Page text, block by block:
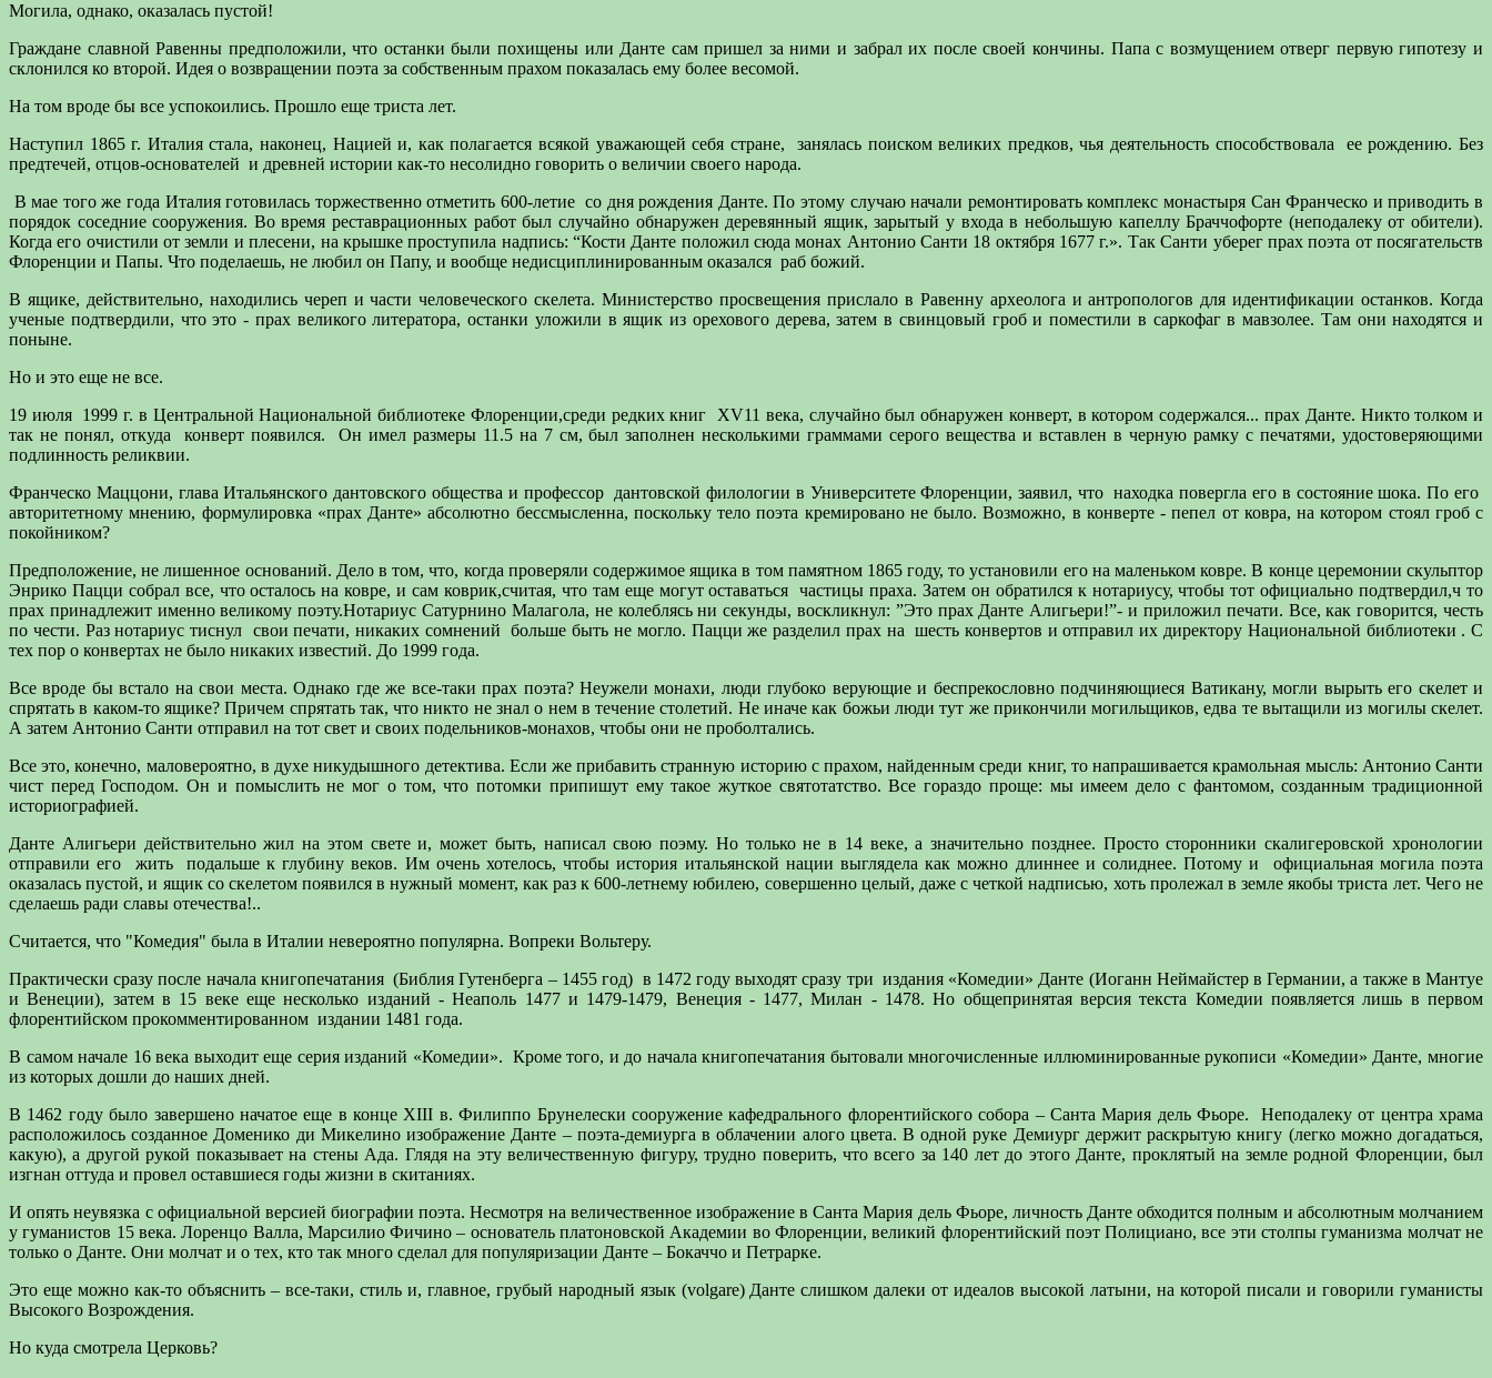
Могила, однако, оказалась пустой!
Граждане славной Равенны предположили, что останки были похищены или Данте сам пришел за ними и забрал их после своей кончины. Папа с возмущением отверг первую гипотезу и
склонился ко второй. Идея о возвращении поэта за собственным прахом показалась ему более весомой.
На том вроде бы все успокоились. Прошло еще триста лет.
Наступил 1865 г. Италия стала, наконец, Нацией и, как полагается всякой уважающей себя стране,
занялась поиском великих предков, чья деятельность способствовала
ее рождению. Без
предтечей, отцов-основателей и древней истории как-то несолидно говорить о величии своего народа.
В мае того же года Италия готовилась торжественно отметить 600-летие со дня рождения Данте. По этому случаю начали ремонтировать комплекс монастыря Сан Франческо и приводить в
порядок соседние сооружения. Во время реставрационных работ был случайно обнаружен деревянный ящик, зарытый у входа в небольшую капеллу Браччофорте (неподалеку от обители).
Когда его очистили от земли и плесени, на крышке проступила надпись: “Кости Данте положил сюда монах Антонио Санти 18 октября 1677 г.». Так Санти уберег прах поэта от посягательств
Флоренции и Папы. Что поделаешь, не любил он Папу, и вообще недисциплинированным оказался раб божий.
В ящике, действительно, находились череп и части человеческого скелета. Министерство просвещения прислало в Равенну археолога и антропологов для идентификации останков. Когда
ученые подтвердили, что это - прах великого литератора, останки уложили в ящик из орехового дерева, затем в свинцовый гроб и поместили в саркофаг в мавзолее. Там они находятся и
поныне.
Но и это еще не все.
19 июля
1999 г. в Центральной Национальной библиотеке Флоренции,среди редких книг
ХV11 века, случайно был обнаружен конверт, в котором содержался... прах Данте. Никто толком и
так не понял, откуда
конверт появился.
Он имел размеры 11.5 на 7 см, был заполнен несколькими граммами серого вещества и вставлен в черную рамку с печатями, удостоверяющими
подлинность реликвии.
Франческо Маццони, глава Итальянского дантовского общества и профессор
дантовской филологии в Университете Флоренции, заявил, что находка повергла его в состояние шока. По его
авторитетному мнению, формулировка «прах Данте» абсолютно бессмысленна, поскольку тело поэта кремировано не было. Возможно, в конверте - пепел от ковра, на котором стоял гроб с
покойником?
Предположение, не лишенное оснований. Дело в том, что, когда проверяли содержимое ящика в том памятном 1865 году, то установили его на маленьком ковре. В конце церемонии скульптор
Энрико Пацци собрал все, что осталось на ковре, и сам коврик,считая, что там еще могут оставаться частицы праха. Затем он обратился к нотариусу, чтобы тот официально подтвердил,ч то
прах принадлежит именно великому поэту.Нотариус Сатурнино Малагола, не колеблясь ни секунды, воскликнул: ”Это прах Данте Алигьери!”- и приложил печати. Все, как говорится, честь
по чести. Раз нотариус тиснул свои печати, никаких сомнений больше быть не могло. Пацци же разделил прах на шесть конвертов и отправил их директору Национальной библиотеки . С
тех пор о конвертах не было никаких известий. До 1999 года.
Все вроде бы встало на свои места. Однако где же все-таки прах поэта? Неужели монахи, люди глубоко верующие и беспрекословно подчиняющиеся Ватикану, могли вырыть его скелет и
спрятать в каком-то ящике? Причем спрятать так, что никто не знал о нем в течение столетий. Не иначе как божьи люди тут же прикончили могильщиков, едва те вытащили из могилы скелет.
А затем Антонио Санти отправил на тот свет и своих подельников-монахов, чтобы они не проболтались.
Все это, конечно, маловероятно, в духе никудышного детектива. Если же прибавить странную историю с прахом, найденным среди книг, то напрашивается крамольная мысль: Антонио Санти
чист перед Господом. Он и помыслить не мог о том, что потомки припишут ему такое жуткое святотатство. Все гораздо проще: мы имеем дело с фантомом, созданным традиционной
историографией.
Данте Алигьери действительно жил на этом свете и, может быть, написал свою поэму. Но только не в 14 веке, а значительно позднее. Просто сторонники скалигеровской хронологии
отправили его
жить подальше к глубину веков. Им очень хотелось, чтобы история итальянской нации выглядела как можно длиннее и солиднее. Потому и
официальная могила поэта
оказалась пустой, и ящик со скелетом появился в нужный момент, как раз к 600-летнему юбилею, совершенно целый, даже с четкой надписью, хоть пролежал в земле якобы триста лет. Чего не
сделаешь ради славы отечества!..
Считается, что "Комедия" была в Италии невероятно популярна. Вопреки Вольтеру.
Практически сразу после начала книгопечатания (Библия Гутенберга – 1455 год) в 1472 году выходят сразу три издания «Комедии» Данте (Иоганн Неймайстер в Германии, а также в Мантуе
и Венеции), затем в 15 веке еще несколько изданий - Неаполь 1477 и 1479-1479, Венеция - 1477, Милан - 1478. Но общепринятая версия текста Комедии появляется лишь в первом
флорентийском прокомментированном издании 1481 года.
В самом начале 16 века выходит еще серия изданий «Комедии». Кроме того, и до начала книгопечатания бытовали многочисленные иллюминированные рукописи «Комедии» Данте, многие
из которых дошли до наших дней.
В 1462 году было завершено начатое еще в конце XIII в. Филиппо Брунелески сооружение кафедрального флорентийского собора – Санта Мария дель Фьоре.
Неподалеку от центра храма
расположилось созданное Доменико ди Микелино изображение Данте – поэта-демиурга в облачении алого цвета. В одной руке Демиург держит раскрытую книгу (легко можно догадаться,
какую), а другой рукой показывает на стены Ада. Глядя на эту величественную фигуру, трудно поверить, что всего за 140 лет до этого Данте, проклятый на земле родной Флоренции, был
изгнан оттуда и провел оставшиеся годы жизни в скитаниях.
И опять неувязка с официальной версией биографии поэта. Несмотря на величественное изображение в Санта Мария дель Фьоре, личность Данте обходится полным и абсолютным молчанием
у гуманистов 15 века. Лоренцо Валла, Марсилио Фичино – основатель платоновской Академии во Флоренции, великий флорентийский поэт Полициано, все эти столпы гуманизма молчат не
только о Данте. Они молчат и о тех, кто так много сделал для популяризации Данте – Бокаччо и Петрарке.
Это еще можно как-то объяснить – все-таки, стиль и, главное, грубый народный язык (volgare) Данте слишком далеки от идеалов высокой латыни, на которой писали и говорили гуманисты
Высокого Возрождения.
Но куда смотрела Церковь?